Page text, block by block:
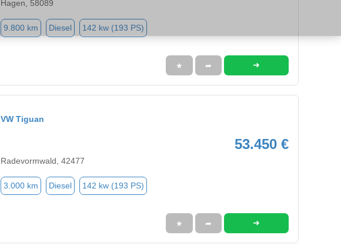
Hagen, 58089
9.800 km Diesel 142 kw (193 PS)
★ ➦ ➜
VW Tiguan
53.450 €
Radevormwald, 42477
3.000 km Diesel 142 kw (193 PS)
★ ➦ ➜